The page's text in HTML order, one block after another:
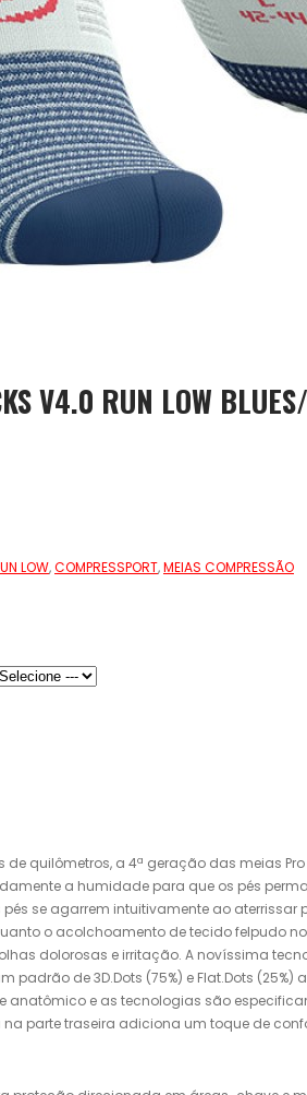
V4.0 RUN LOW
LOW,COMPRESSPORT,MEIAS COMPRESSÃO
quilômetros, a 4ª geração das meias
a humidade para que os pés
se agarrem intuitivamente ao
o acolchoamento de tecido felpudo
dolorosas e irritação. A novíssima
padrão de 3D.Dots (75%) e Flat.Dots
anatômico e as tecnologias são
parte traseira adiciona um toque de